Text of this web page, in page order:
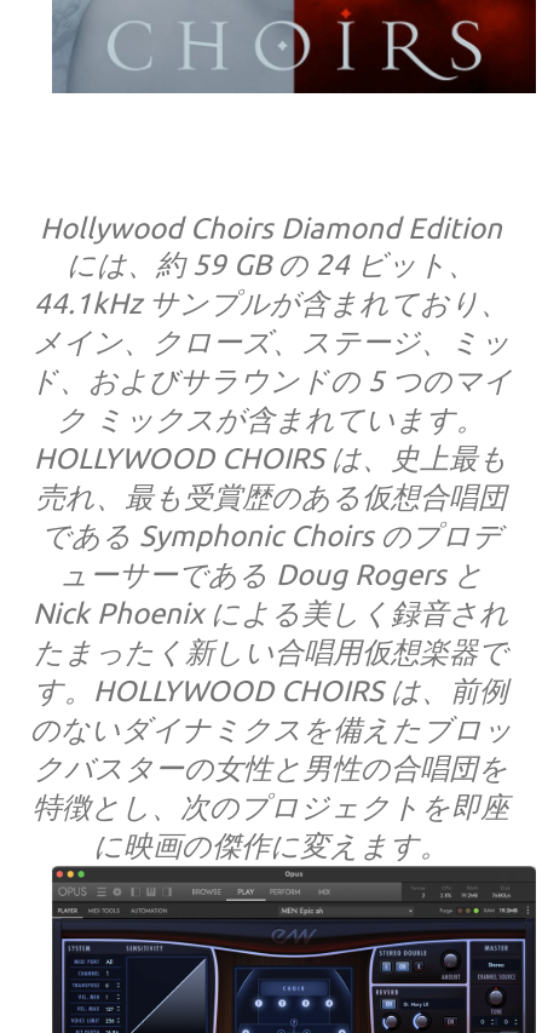
Hollywood Choirs Diamond Edition
には、約 59 GB の 24 ビット、
44.1kHz サンプルが含まれており、
メイン、クローズ、ステージ、ミッ
ド、およびサラウンドの 5 つのマイ
ク ミックスが含まれています。
HOLLYWOOD CHOIRS は、史上最も
売れ、最も受賞歴のある仮想合唱団
である Symphonic Choirs のプロデ
ューサーである Doug Rogers と
Nick Phoenix による美しく録音され
たまったく新しい合唱用仮想楽器で
す。HOLLYWOOD CHOIRS は、前例
のないダイナミクスを備えたブロッ
クバスターの女性と男性の合唱団を
特徴とし、次のプロジェクトを即座
に映画の傑作に変えます。